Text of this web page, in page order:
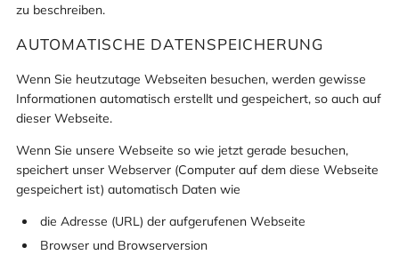
zu beschreiben.
AUTOMATISCHE DATENSPEICHERUNG
Wenn Sie heutzutage Webseiten besuchen, werden gewisse
Informationen automatisch erstellt und gespeichert, so auch auf
dieser Webseite.
Wenn Sie unsere Webseite so wie jetzt gerade besuchen,
speichert unser Webserver (Computer auf dem diese Webseite
gespeichert ist) automatisch Daten wie
die Adresse (URL) der aufgerufenen Webseite
Browser und Browserversion